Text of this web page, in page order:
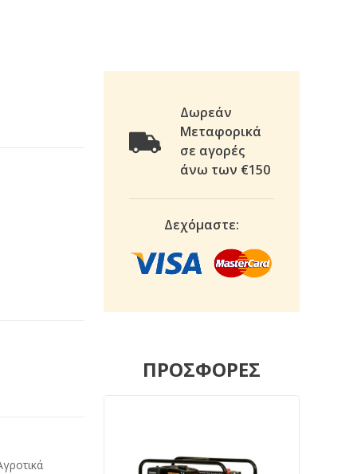
Δωρεάν
Μεταφορικά
σε αγορές
άνω των €150
Δεχόμαστε:
ΠΡΟΣΦΟΡΕΣ